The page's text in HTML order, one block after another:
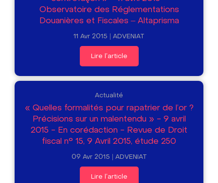
Observatoire des Réglementations
Douanières et Fiscales – Altaprisma
11 Avr 2015 ADVENIAT
Lire l'article
Actualité
« Quelles formalités pour rapatrier de l'or ?
Précisions sur un malentendu » - 9 avril
2015 - En corédaction - Revue de Droit
fiscal n° 15, 9 Avril 2015, étude 250
09 Avr 2015 ADVENIAT
Lire l'article